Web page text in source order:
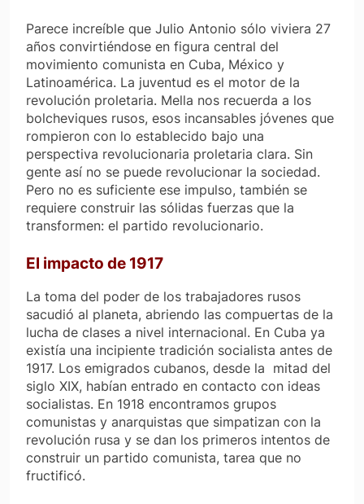
Parece increíble que Julio Antonio sólo viviera 27
años convirtiéndose en figura central del
movimiento comunista en Cuba, México y
Latinoamérica. La juventud es el motor de la
revolución proletaria. Mella nos recuerda a los
bolcheviques rusos, esos incansables jóvenes que
rompieron con lo establecido bajo una
perspectiva revolucionaria proletaria clara. Sin
gente así no se puede revolucionar la sociedad.
Pero no es suficiente ese impulso, también se
requiere construir las sólidas fuerzas que la
transformen: el partido revolucionario.
El impacto de 1917
La toma del poder de los trabajadores rusos
sacudió al planeta, abriendo las compuertas de la
lucha de clases a nivel internacional. En Cuba ya
existía una incipiente tradición socialista antes de
1917. Los emigrados cubanos, desde la mitad del
siglo XIX, habían entrado en contacto con ideas
socialistas. En 1918 encontramos grupos
comunistas y anarquistas que simpatizan con la
revolución rusa y se dan los primeros intentos de
construir un partido comunista, tarea que no
fructificó.